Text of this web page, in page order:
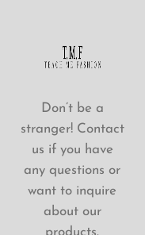
Don’t be a
stranger! Contact
us if you have
any questions or
want to inquire
about our